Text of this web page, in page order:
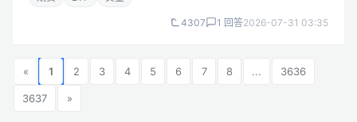
4307 1 回答2026-07-31 03:35
« 1 2 3 4 5 6 7 8 ... 3636
3637 »